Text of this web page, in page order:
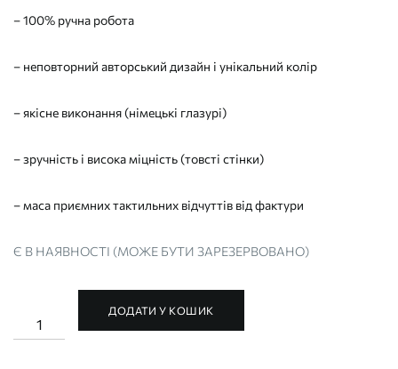
– 100% ручна робота
– неповторний авторський дизайн і унікальний колір
– якісне виконання (німецькі глазурі)
– зручність і висока міцність (товсті стінки)
– маса приємних тактильних відчуттів від фактури
Є В НАЯВНОСТІ (МОЖЕ БУТИ ЗАРЕЗЕРВОВАНО)
ЧАЙНИЙ
НАБІР
ДОДАТИ У КОШИК